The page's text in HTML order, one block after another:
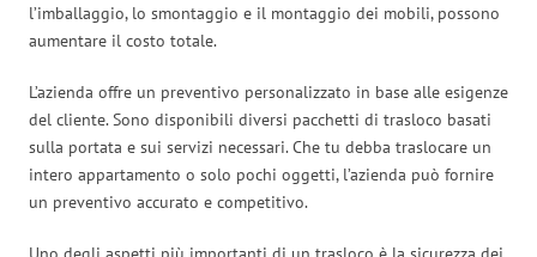
l’imballaggio, lo smontaggio e il montaggio dei mobili, possono
aumentare il costo totale.
L’azienda offre un preventivo personalizzato in base alle esigenze
del cliente. Sono disponibili diversi pacchetti di trasloco basati
sulla portata e sui servizi necessari. Che tu debba traslocare un
intero appartamento o solo pochi oggetti, l’azienda può fornire
un preventivo accurato e competitivo.